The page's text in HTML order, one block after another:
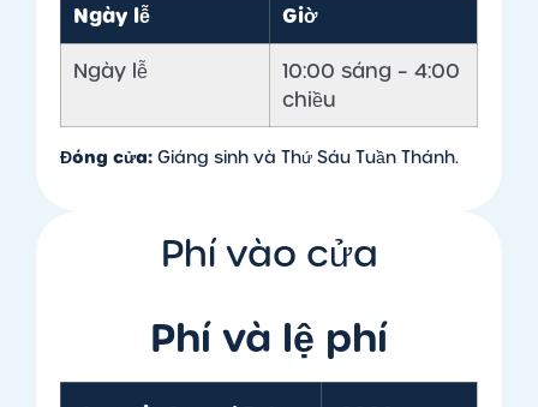
Ngày lễ Giờ
Ngày lễ
10:00 sáng – 4:00
chiều
Đóng cửa: Giáng sinh và Thứ Sáu Tuần Thánh.
Phí vào cửa
Phí và lệ phí